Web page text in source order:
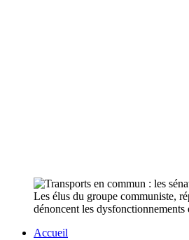
Les élus du groupe communiste,
dénoncent les
Accueil